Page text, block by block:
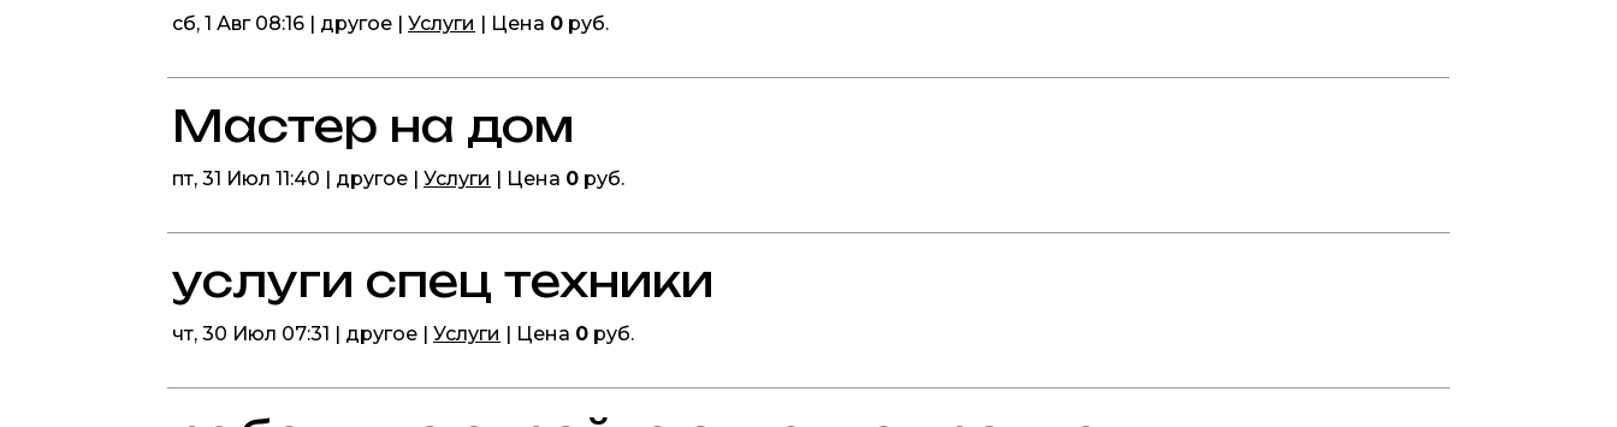
сб, 1 Авг 08:16 | другое | Услуги | Цена 0 руб.
Мастер на дом
пт, 31 Июл 11:40 | другое | Услуги | Цена 0 руб.
услуги спец техники
чт, 30 Июл 07:31 | другое | Услуги | Цена 0 руб.